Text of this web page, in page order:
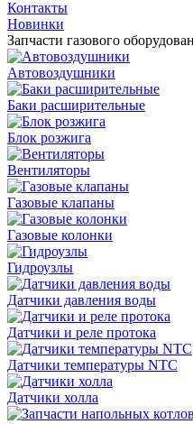
Контакты
Новинки
Запчасти газового
Автовоздушники
Баки расширительные
Блок розжига
Вентиляторы
Газовые клапаны
Газовые колонки
Гидроузлы
Датчики давления воды
Датчики и реле протока
Датчики температуры NTC
Датчики холла